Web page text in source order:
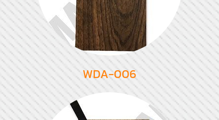
WDA-006